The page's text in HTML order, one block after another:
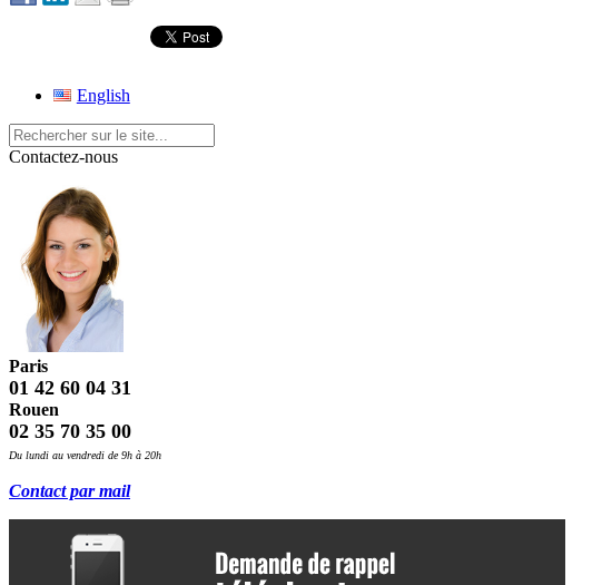
English
Contactez-nous
Paris
01 42 60 04 31
Rouen
02 35 70 35 00
Du lundi au vendredi de 9h à 20h
Contact par mail